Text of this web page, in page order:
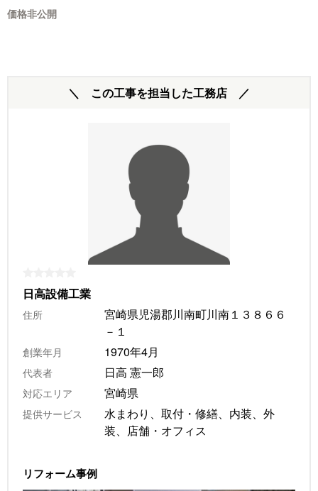
価格非公開
＼ この工事を担当した工務店 ／
日高設備工業
住所
宮崎県児湯郡川南町川南１３８６６
－１
創業年月 1970年4月
代表者 日高 憲一郎
対応エリア 宮崎県
提供サービス
水まわり、取付・修繕、内装、外
装、店舗・オフィス
リフォーム事例